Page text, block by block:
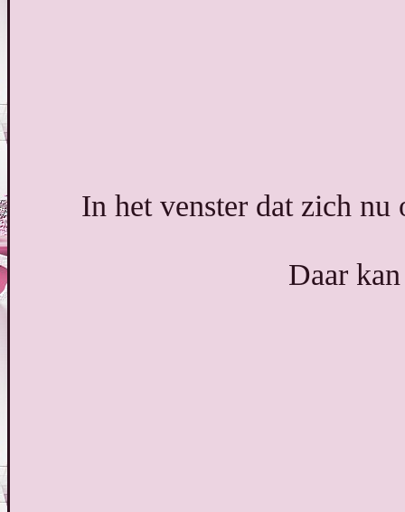
In het venster dat zich
Daar